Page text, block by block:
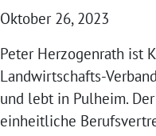
Oktober 26, 2023
Peter Herzogenrath ist
Landwirtschafts-
und lebt in Pulheim.
einheitliche